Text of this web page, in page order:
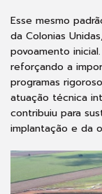
Esse mesmo
da Colonias
povoamento
reforçando a
programas
atuação técnica
contribuiu para
implantação e da